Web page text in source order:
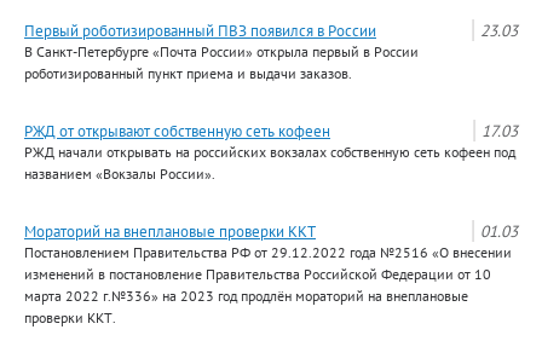
23.03
Первый роботизированный ПВЗ появился в России
В Санкт-Петербурге «Почта России» открыла первый в России
роботизированный пункт приема и выдачи заказов.
17.03
РЖД от открывают собственную сеть кофеен
РЖД начали открывать на российских вокзалах собственную сеть кофеен под
названием «Вокзалы России».
01.03
Мораторий на внеплановые проверки ККТ
Постановлением Правительства РФ от 29.12.2022 года №2516 «О внесении
изменений в постановление Правительства Российской Федерации от 10
марта 2022 г.№336» на 2023 год продлён мораторий на внеплановые
проверки ККТ.